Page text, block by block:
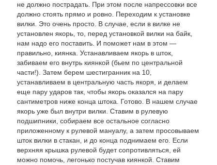
не должно пострадать. При этом после напрессовки все
должно стоять прямо и ровно. Переходим к установке
вилки. Это очень просто. В случае, если в вилке не
установлен якорь, то, перед установкой вилки на байк,
нам надо его поставить. И поможет нам в этом —
правильно, киянка. Устанавливаем якорь в шток,
забиваем его внутрь киянкой (бьем по центральной
части!). Затем берем шестигранник на 10,
устанавливаем в центральную часть якоря, и делаем
еще пару ударов так, чтобы якорь оказался на пару
сантиметров ниже конца штока. Готово. В нашем случае
якорь уже был внутри вилки. Ставим в рулевую
подшипники, собираем все остальное согласно
приложенному к рулевой мануалу, а затем просовываем
шток вилки в стакан, и до конца поднимаем его. Если
верхняя крышка рулевой будет сопротивляться, ей
можно помочь, легонько постучав киянкой. Ставим